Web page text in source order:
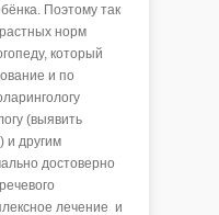
Поэтому так
норм
который
и по
(выявить
и другим
достоверно
лечение и